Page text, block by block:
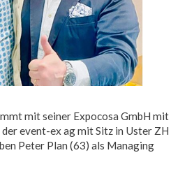
mit seiner Expocosa GmbH mit
event-ex ag mit Sitz in Uster ZH
Peter Plan (63) als Managing